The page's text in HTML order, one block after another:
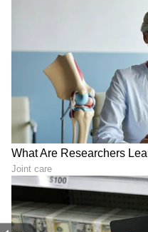
ಈಗಲ್ಟನ್‌ ರೆಸಾರ್ಟ್‌ ಭೂ
ಸುಪ್ರೀಂಕೋರ್ಟ್‌ನಲ್ಲಿರುವ
ಮಾಡಬೇಕೇ, ಬೇಡವೇ
ಅಡ್ವೋಕೇಟ್‌ ಜನರಲ್‌
ತೀರ್ಮಾನ
ಬೊಮ್ಮಾಯಿ(Basavaraj
ಬಜೆಟ್‌ ಮೇಲಿನ ಚರ್ಚೆ ವೇಳೆ
ಸಿದ್ದರಾಮಯ್ಯ ಮತ್ತು
ಎಚ್‌.ಡಿ.ಕುಮಾರಸ್ವಾಮಿ
ಅವರು ಸ್ಪಷ್ಟನೆ ನೀಡಿದರು.